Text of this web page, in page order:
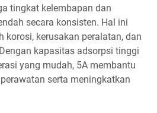
tingkat kelembapan dan
secara konsisten. Hal ini
korosi, kerusakan peralatan, dan
kapasitas adsorpsi tinggi
yang mudah, 5A membantu
serta meningkatkan